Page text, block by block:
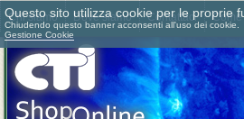
Chi siamo Dove siamo Contattaci
Questo sito utilizza cookie per le proprie
Chiudendo questo banner acconsenti all'uso dei cookie.
Gestione Cookie